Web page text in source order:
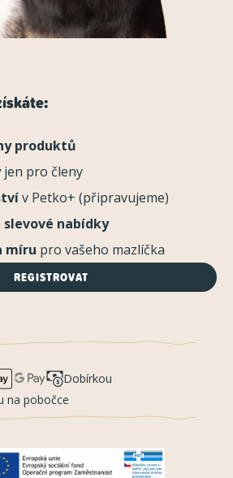
produktů
jen pro členy
v Petko+ (připravujeme)
slevové nabídky
míru pro vašeho mazlíčka
REGISTROVAT
Dobírkou
na pobočce